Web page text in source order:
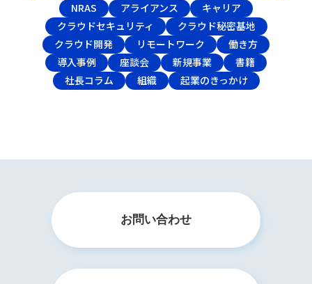
NRAS
アライアンス
キャリア
クラウドセキュリティ
クラウド秘密基地
クラウド開発
リモートワーク
働き方
導入事例
座談会 新規事業
書籍
社長コラム
組織 起業のきっかけ
お問い合わせ